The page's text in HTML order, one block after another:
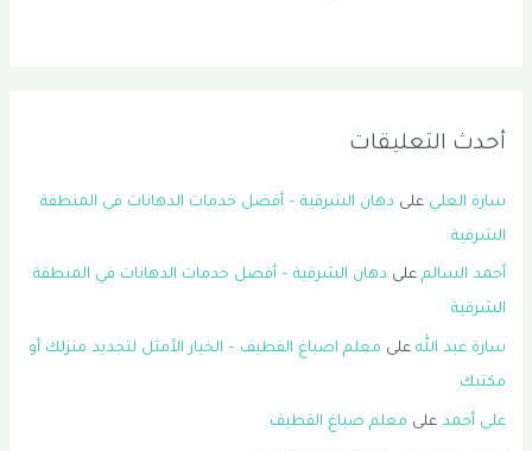
أحدث التعليقات
سارة العلي على دهان الشرقية – أفضل خدمات الدهانات في المنطقة
الشرقية
أحمد السالم على دهان الشرقية – أفضل خدمات الدهانات في المنطقة
الشرقية
سارة عبد الله على معلم اصباغ القطيف – الخيار الأمثل لتجديد منزلك أو
مكتبك
علي أحمد على معلم صباغ القطيف